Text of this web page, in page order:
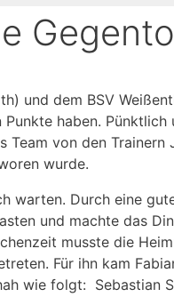
und dem BSV
haben. Pünktlich
von den Trainern
wurde.
warten. Durch eine
und machte das
musste die
Für ihn kam
wie folgt: Sebastian